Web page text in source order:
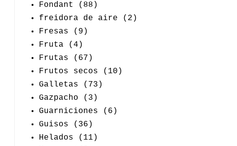
Fondant
(88)
freidora de aire
(2)
Fresas
(9)
Fruta
(4)
Frutas
(67)
Frutos secos
(10)
Galletas
(73)
Gazpacho
(3)
Guarniciones
(6)
Guisos
(36)
Helados
(11)